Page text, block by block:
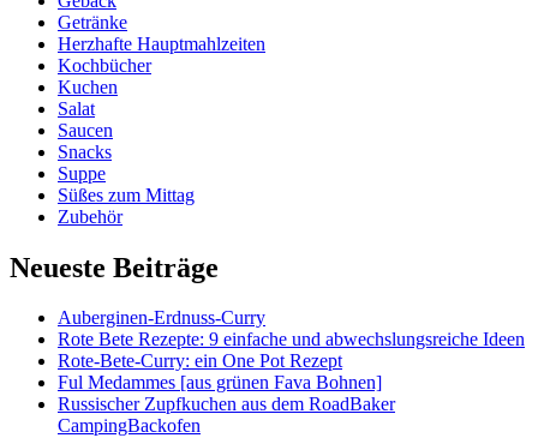
Getränke
Herzhafte Hauptmahlzeiten
Kochbücher
Kuchen
Salat
Saucen
Snacks
Suppe
Süßes zum Mittag
Zubehör
Neueste Beiträge
Auberginen-Erdnuss-Curry
Rote Bete Rezepte: 9 einfache und abwechslungsreiche Ideen
Rote-Bete-Curry: ein One Pot Rezept
Ful Medammes [aus grünen Fava Bohnen]
Russischer Zupfkuchen aus dem RoadBaker
CampingBackofen